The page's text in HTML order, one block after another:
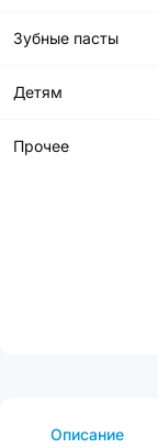
Зубные пасты
Детям
Прочее
Описание